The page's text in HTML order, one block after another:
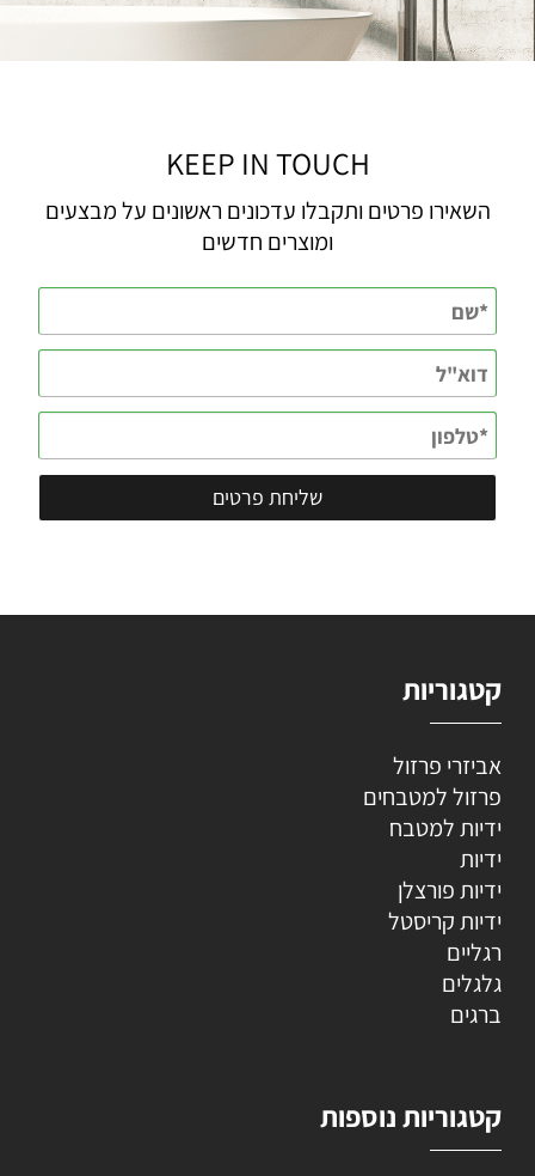
KEEP IN TOUCH
השאירו פרטים ותקבלו עדכונים ראשונים על מבצעים
ומוצרים חדשים
קטגוריות
אביזרי פרזול
פרזול למטבחים
ידיות למטבח
ידיות
ידיות פורצלן
ידיות קריסטל
רגליים
גלגלים
ברגים
קטגוריות נוספות